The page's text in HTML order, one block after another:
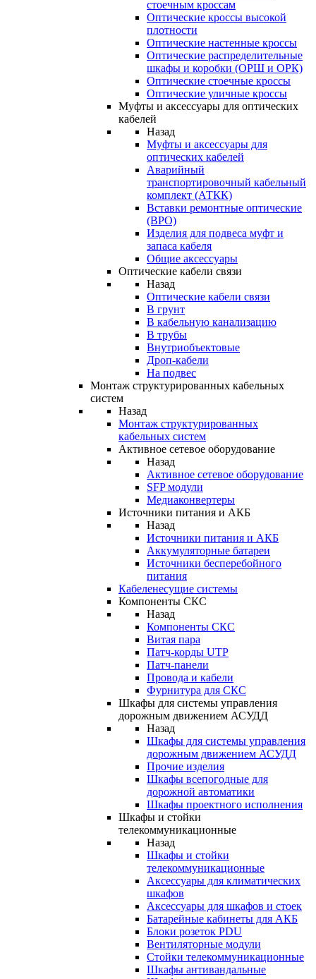
стоечным кроссам
Оптические кроссы высокой
плотности
Оптические настенные кроссы
Оптические распределительные
шкафы и коробки (ОРШ и ОРК)
Оптические стоечные кроссы
Оптические уличные кроссы
Муфты и аксессуары для оптических
кабелей
Назад
Муфты и аксессуары для
оптических кабелей
Аварийный
транспортировочный кабельный
комплект (АТКК)
Вставки ремонтные оптические
(ВРО)
Изделия для подвеса муфт и
запаса кабеля
Общие аксессуары
Оптические кабели связи
Назад
Оптические кабели связи
В грунт
В кабельную канализацию
В трубы
Внутриобъектовые
Дроп-кабели
На подвес
Монтаж структурированных кабельных
систем
Назад
Монтаж структурированных
кабельных систем
Активное сетевое оборудование
Назад
Активное сетевое оборудование
SFP модули
Медиаконвертеры
Источники питания и АКБ
Назад
Источники питания и АКБ
Аккумуляторные батареи
Источники бесперебойного
питания
Кабеленесущие системы
Компоненты СКС
Назад
Компоненты СКС
Витая пара
Патч-корды UTP
Патч-панели
Провода и кабели
Фурнитура для СКС
Шкафы для системы управления
дорожным движением АСУДД
Назад
Шкафы для системы управления
дорожным движением АСУДД
Прочие изделия
Шкафы всепогодные для
дорожной автоматики
Шкафы проектного исполнения
Шкафы и стойки
телекоммуникационные
Назад
Шкафы и стойки
телекоммуникационные
Аксессуары для климатических
шкафов
Аксессуары для шкафов и стоек
Батарейные кабинеты для АКБ
Блоки розеток PDU
Вентиляторные модули
Стойки телекоммуникационные
Шкафы антивандальные